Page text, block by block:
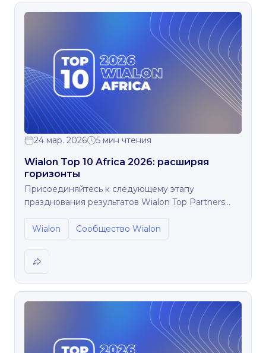
24 мар. 2026 5 мин чтения
Wialon Top 10 Africa 2026: расширяя
горизонты
Присоединяйтесь к следующему этапу
празднования результатов Wialon Top Partners
рынка Африки.
Wialon Сообщество Wialon